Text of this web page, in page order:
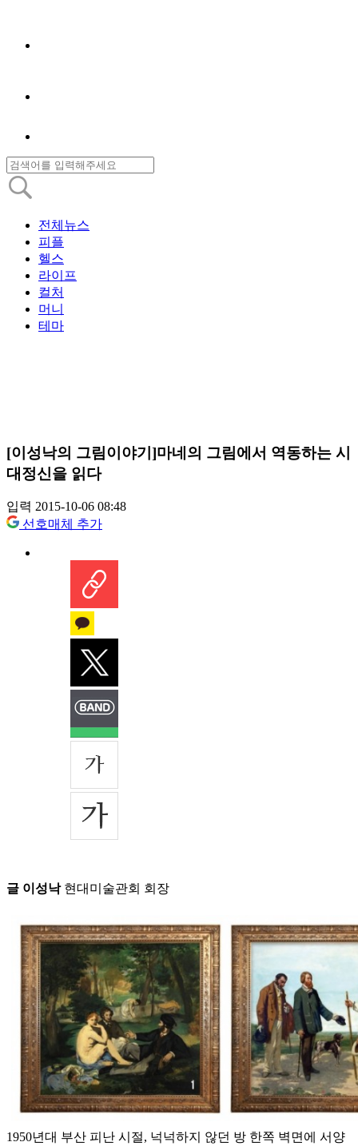
전체뉴스
피플
헬스
라이프
컬처
머니
테마
[이성낙의 그림이야기]마네의 그림에서 역동하는 시
대정신을 읽다
입력 2015-10-06 08:48
선호매체 추가
글 이성낙현대미술관회 회장
1950년대 부산 피난 시절, 넉넉하지 않던 방 한쪽 벽면에 서양